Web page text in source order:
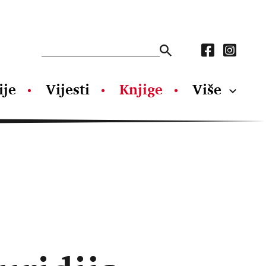
Vijesti Knjige Više